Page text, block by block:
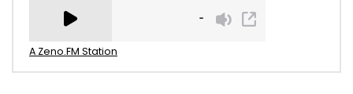
A Zeno.FM Station